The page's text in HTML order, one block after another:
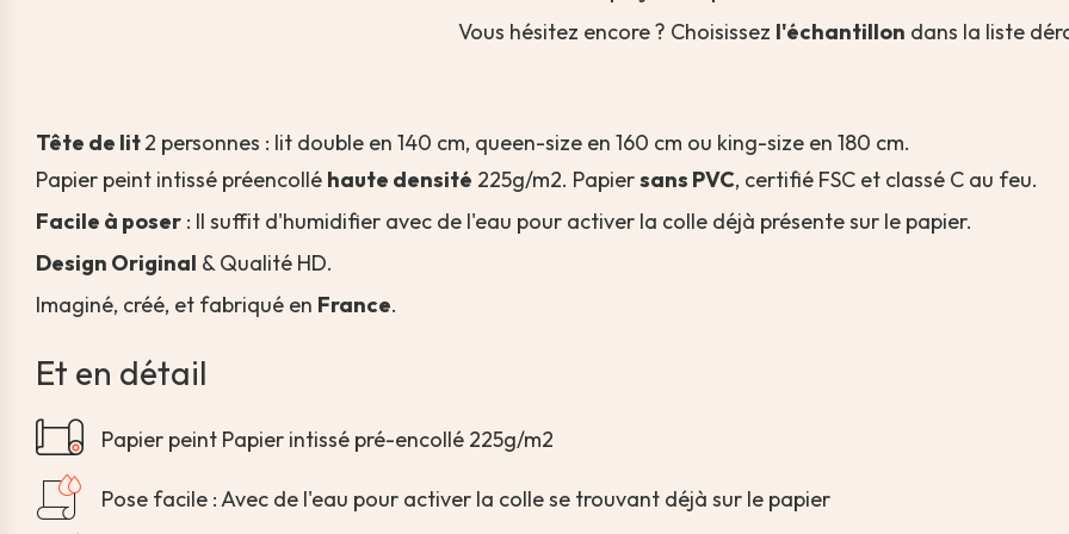
Vous hésitez encore ? Choisissez l'échantillon dans la liste
Tête de lit2 personnes : lit double en 140 cm, queen-size en 160 cm ou king-size en 180 cm.
Papier peint intissé préencollé haute densité 225g/m2. Papiersans PVC, certifié FSC et classé C au feu.
Facile à poser : Il suffit d'humidifier avec de l'eau pour activer la colle déjà présente sur le papier.
Design Original & Qualité HD.
Imaginé, créé, et fabriqué en France.
Et en détail
Papier peint Papier intissé pré-encollé 225g/m2
Pose facile : Avec de l'eau pour activer la colle se trouvant déjà sur le papier